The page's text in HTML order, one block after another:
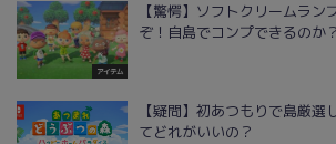
アイテム
【驚愕】ソフトクリームラン
ぞ！自島でコンプできるのか？
【疑問】初あつもりで島厳選
てどれがいいの？